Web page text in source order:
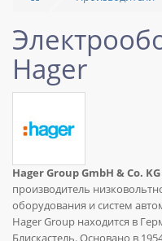
Hager
Hager Group GmbH & Co. KG
производитель
оборудования и систем
Hager Group находится в